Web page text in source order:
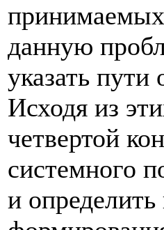
данную
указать
Исходя из
четвертой
системного
и